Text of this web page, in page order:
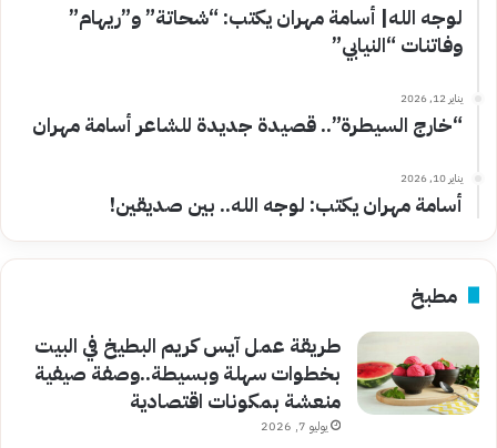
لوجه الله| أسامة مهران يكتب: “شحاتة” و”ريهام”
وفاتنات “النيابي”
يناير 12, 2026
“خارج السيطرة”.. قصيدة جديدة للشاعر أسامة مهران
يناير 10, 2026
أسامة مهران يكتب: لوجه الله.. بين صديقين!
مطبخ
طريقة عمل آيس كريم البطيخ في البيت
بخطوات سهلة وبسيطة..وصفة صيفية
منعشة بمكونات اقتصادية
يوليو 7, 2026